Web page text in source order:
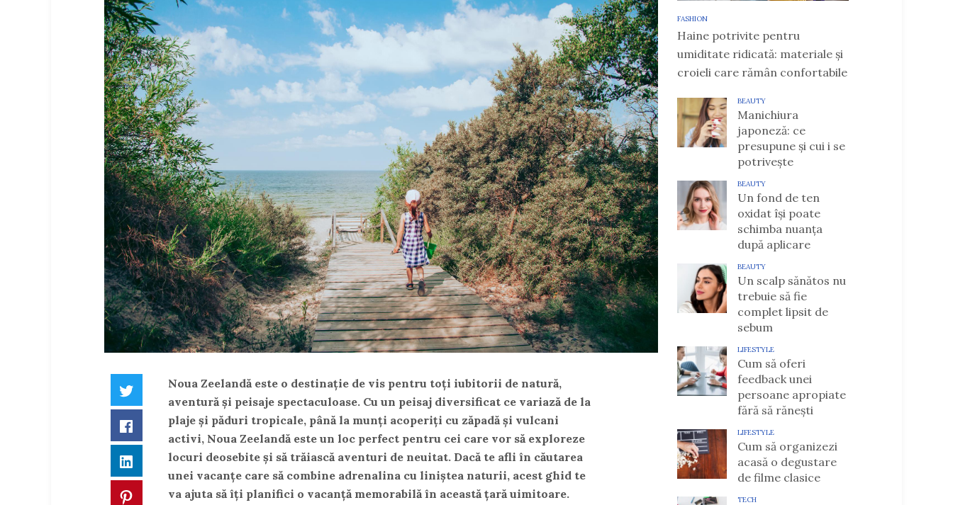
Twitter
Facebook
LinkedIn
Pinterest
Noua Zeelandă este o destinație de vis pentru toți iubitorii de natură,
aventură și peisaje spectaculoase. Cu un peisaj diversificat ce variază de la
plaje și păduri tropicale, până la munți acoperiți cu zăpadă și vulcani
activi, Noua Zeelandă este un loc perfect pentru cei care vor să exploreze
locuri deosebite și să trăiască aventuri de neuitat. Dacă te afli în căutarea
unei vacanțe care să combine adrenalina cu liniștea naturii, acest ghid te
va ajuta să îți planifici o vacanță memorabilă în această țară uimitoare.
FASHION
Haine potrivite pentru
umiditate ridicată: materiale și
croieli care rămân confortabile
BEAUTY
Manichiura
japoneză: ce
presupune și cui i se
potrivește
BEAUTY
Un fond de ten
oxidat își poate
schimba nuanța
după aplicare
BEAUTY
Un scalp sănătos nu
trebuie să fie
complet lipsit de
sebum
LIFESTYLE
Cum să oferi
feedback unei
persoane apropiate
fără să rănești
LIFESTYLE
Cum să organizezi
acasă o degustare
de filme clasice
TECH